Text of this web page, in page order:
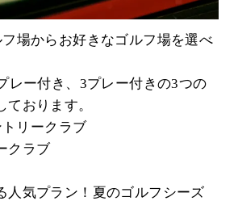
場からお好きなゴルフ場を選べ
レー付き、3プレー付きの3つの
おります。
トリークラブ
クラブ
人気プラン！夏のゴルフシーズ